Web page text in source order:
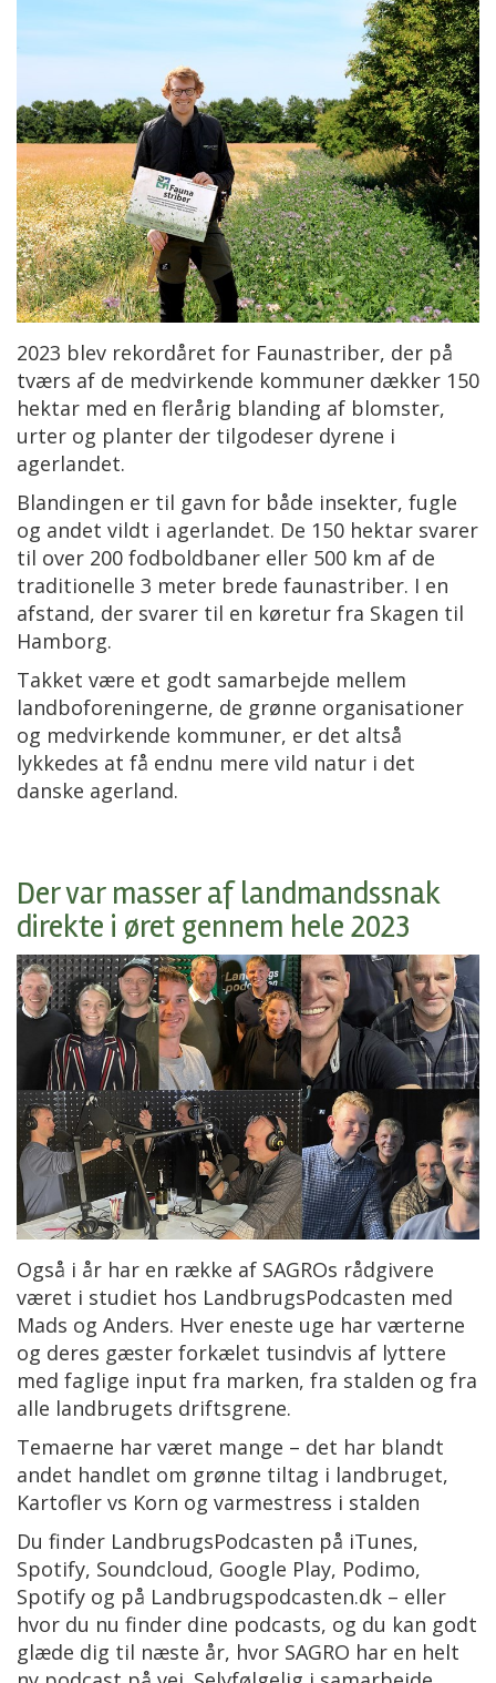
2023 blev rekordåret for Faunastriber, der på
tværs af de medvirkende kommuner dækker 150
hektar med en flerårig blanding af blomster,
urter og planter der tilgodeser dyrene i
agerlandet.
Blandingen er til gavn for både insekter, fugle
og andet vildt i agerlandet. De 150 hektar svarer
til over 200 fodboldbaner eller 500 km af de
traditionelle 3 meter brede faunastriber. I en
afstand, der svarer til en køretur fra Skagen til
Hamborg.
Takket være et godt samarbejde mellem
landboforeningerne, de grønne organisationer
og medvirkende kommuner, er det altså
lykkedes at få endnu mere vild natur i det
danske agerland.
Der var masser af landmandssnak
direkte i øret gennem hele 2023
Også i år har en række af SAGROs rådgivere
været i studiet hos LandbrugsPodcasten med
Mads og Anders. Hver eneste uge har værterne
og deres gæster forkælet tusindvis af lyttere
med faglige input fra marken, fra stalden og fra
alle landbrugets driftsgrene.
Temaerne har været mange – det har blandt
andet handlet om grønne tiltag i landbruget,
Kartofler vs Korn og varmestress i stalden
Du finder LandbrugsPodcasten på iTunes,
Spotify, Soundcloud, Google Play, Podimo,
Spotify og på Landbrugspodcasten.dk – eller
hvor du nu finder dine podcasts, og du kan godt
glæde dig til næste år, hvor SAGRO har en helt